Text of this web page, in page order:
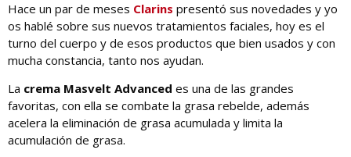
Hace un par de meses Clarins presentó sus novedades y yo
os hablé sobre sus nuevos tratamientos faciales, hoy es el
turno del cuerpo y de esos productos que bien usados y con
mucha constancia, tanto nos ayudan.
La crema Masvelt Advanced es una de las grandes
favoritas, con ella se combate la grasa rebelde, además
acelera la eliminación de grasa acumulada y limita la
acumulación de grasa.